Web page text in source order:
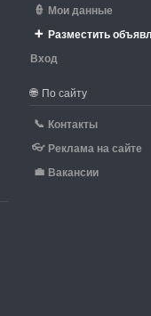
👮 Мои данные
➕ Разместить
Вход
🌐 По сайту
📞 Контакты
👓 Реклама на сайте
💼 Вакансии